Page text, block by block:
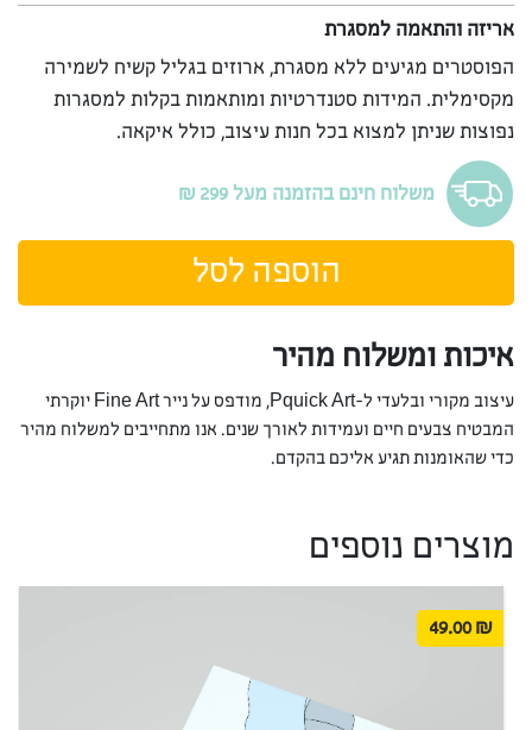
אריזה והתאמה למסגרת
הפוסטרים מגיעים ללא מסגרת, ארוזים בגליל קשיח לשמירה
מקסימלית. המידות סטנדרטיות ומותאמות בקלות למסגרות
נפוצות שניתן למצוא בכל חנות עיצוב, כולל איקאה.
משלוח חינם בהזמנה מעל 299 ₪
הוספה לסל
איכות ומשלוח מהיר
עיצוב מקורי ובלעדי ל-Pquick Art, מודפס על נייר Fine Art יוקרתי
המבטיח צבעים חיים ועמידות לאורך שנים. אנו מתחייבים למשלוח מהיר
כדי שהאומנות תגיע אליכם בהקדם.
מוצרים נוספים
₪
49.00